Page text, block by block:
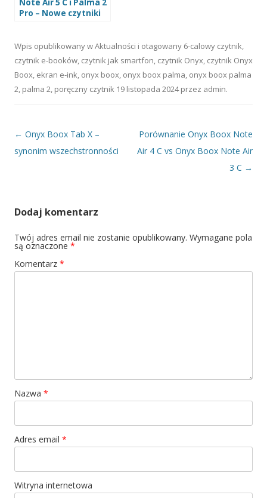
Note Air 5 C i Palma 2
Pro – Nowe czytniki
Wpis opublikowany wAktualności i otagowany 6-calowy czytnik,
czytnik e-booków, czytnik jak smartfon, czytnik Onyx, czytnik Onyx
Boox, ekran e-ink, onyx boox, onyx boox palma, onyx boox palma
2, palma 2, poręczny czytnik 19 listopada 2024przez admin.
Nawigacja wpisu
← Onyx Boox Tab X –
synonim wszechstronności
Porównanie Onyx Boox Note
Air 4 C vs Onyx Boox Note Air
3 C →
Dodaj komentarz
Twój adres email nie zostanie opublikowany. Wymagane pola
są oznaczone *
Komentarz *
Nazwa *
Adres email *
Witryna internetowa